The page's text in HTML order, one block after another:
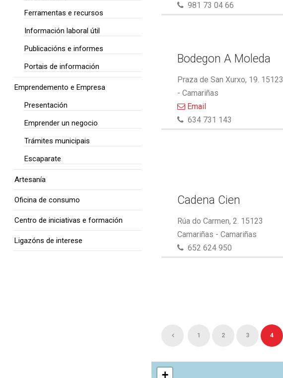
981 73 04 66
Bodegon A Moleda
Praza de San Xurxo, 19. 15123
- Camariñas
Email
634 731 143
Cadena Cien
Rúa do Carmen, 2. 15123
Camariñas - Camariñas
652 624 950
1 2 3 4
+
Ferramentas e recursos
Información laboral útil
Publicacións e informes
Portais de información
Emprendemento e Empresa
Presentación
Emprender un negocio
Trámites municipais
Escaparate
Artesanía
Oficina de consumo
Centro de iniciativas e formación
Ligazóns de interese